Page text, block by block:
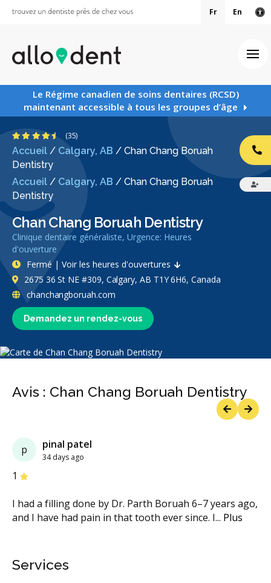
Fr En
Le Régime canadien de soins dentaires (RCSD)
maintenant accessible à tous les groupes d’âge
Accueil / Calgary, AB / Chan Chang Boruah
Dentistry
Accueil / Calgary, AB / Chan Chang Boruah
Dentistry
Chan Chang Boruah Dentistry
Clinique dentaire généraliste, Urgence: Heures
d'ouverture
4.6 étoiles
(35)
Demandez un rendez-vous
Fermé | Voir les heures d'ouvertures
2675 36 St NE #309, Calgary, AB T1Y 6H6, Canada
chanchangboruah.com
Avis : Chan Chang Boruah Dentistry
p pinal patel
34 days ago
1 étoiles
I had a filling done by Dr. Parth Boruah 6–7 years ago,
and I have had pain in that tooth ever since. I... Plus
étoiles
étoiles
étoiles
étoiles
Services